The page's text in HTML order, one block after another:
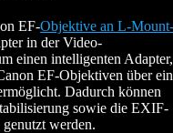
EF-Objektive an L-Mount-
in der Video-
einen intelligenten Adapter,
EF-Objektiven über
Dadurch können
sowie die EXIF-
werden.